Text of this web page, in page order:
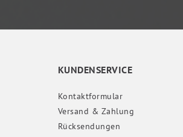
KUNDENSERVICE
Kontaktformular
Versand & Zahlung
Rücksendungen